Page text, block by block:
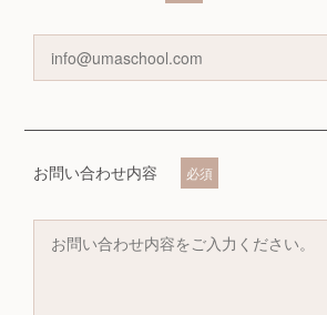
お問い合わせ内容 必須